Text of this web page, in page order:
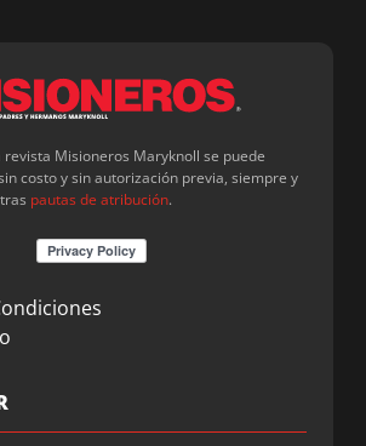
revista Misioneros Maryknoll se puede
costo y sin autorización previa, siempre y
pautas de atribución.